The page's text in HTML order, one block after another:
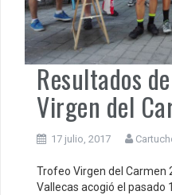
Resultados
Virgen del
17 julio, 2017
Trofeo Virgen del Carmen
Vallecas acogió el pasado